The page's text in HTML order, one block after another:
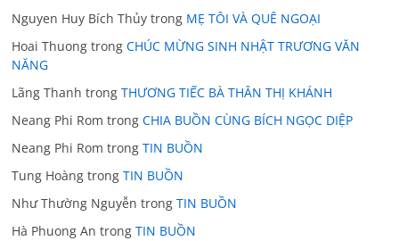
Nguyen Huy Bích Thủy trong MẸ TÔI VÀ QUÊ NGOẠI
Hoai Thuong trongCHÚC MỪNG SINH NHẬT TRƯƠNG VĂN
NĂNG
Lãng Thanh trongTHƯƠNG TIẾC BÀ THÂN THỊ KHÁNH
Neang Phi Rom trongCHIA BUỒN CÙNG BÍCH NGỌC DIỆP
Neang Phi Rom trongTIN BUỒN
Tung Hoàng trongTIN BUỒN
Như Thường Nguyễn trongTIN BUỒN
Hà Phuong An trongTIN BUỒN